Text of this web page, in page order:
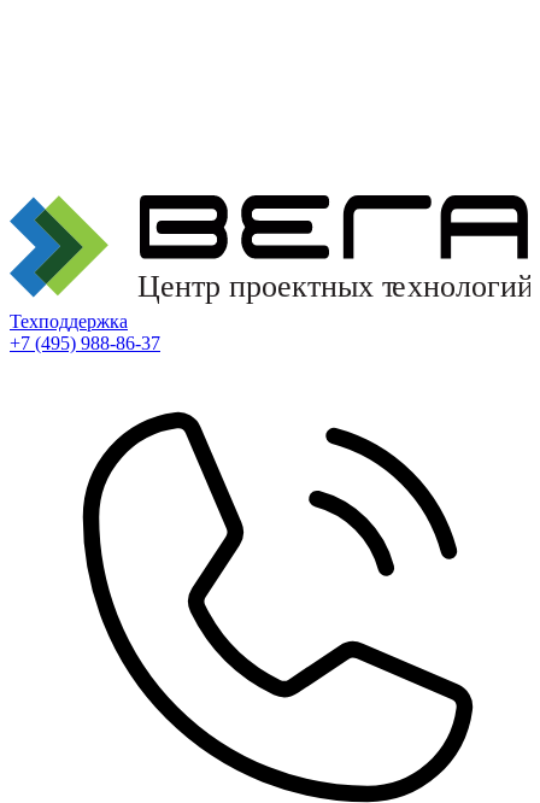
Техподдержка
+7 (495) 988-86-37